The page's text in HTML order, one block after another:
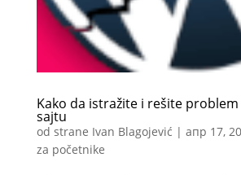
Kako da istražite i rešite
sajtu
od strane Ivan Blagojević | апр 17,
za početnike